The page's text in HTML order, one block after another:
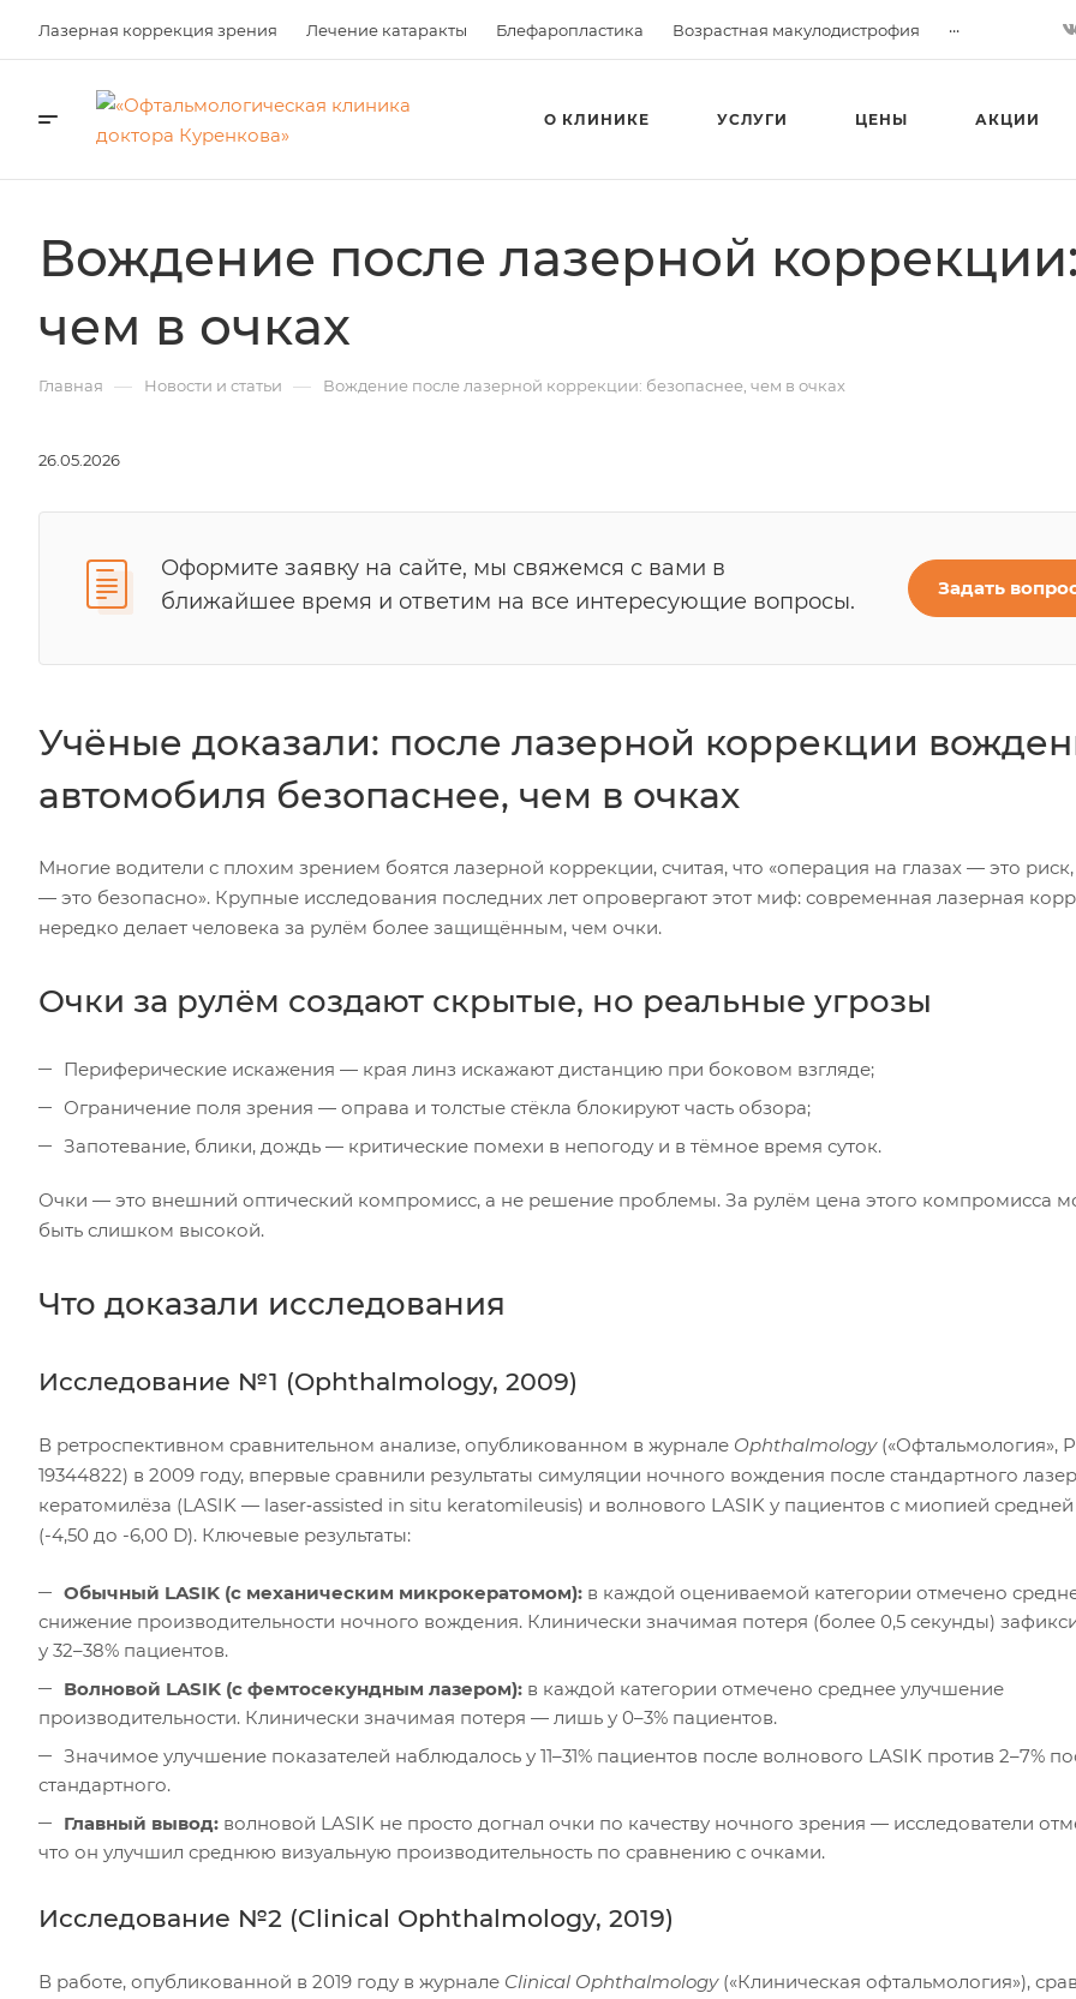
Лазерная коррекция зрения Лечение катаракты Блефаропластика Возрастная макулодистрофия ...
О КЛИНИКЕ УСЛУГИ ЦЕНЫ АКЦИИ
Вождение после лазерной
чем в очках
Главная — Новости и статьи — Вождение после лазерной коррекции: безопаснее, чем в очках
26.05.2026
Оформите заявку на сайте, мы свяжемся с вами в
ближайшее время и ответим на все интересующие вопросы.
Задать
Учёные доказали: после лазерной коррекции
автомобиля безопаснее, чем в очках
Многие водители с плохим зрением боятся лазерной коррекции, считая, что «операция на глазах — это
— это безопасно». Крупные исследования последних лет опровергают этот миф: современная лазерная
нередко делает человека за рулём более защищённым, чем очки.
Очки за рулём создают скрытые, но реальные угрозы
Периферические искажения — края линз искажают дистанцию при боковом взгляде;
Ограничение поля зрения — оправа и толстые стёкла блокируют часть обзора;
Запотевание, блики, дождь — критические помехи в непогоду и в тёмное время суток.
Очки — это внешний оптический компромисс, а не решение проблемы. За рулём цена этого компромисса
быть слишком высокой.
Что доказали исследования
Исследование №1 (Ophthalmology, 2009)
В ретроспективном сравнительном анализе, опубликованном в журнале Ophthalmology(«Офтальмология»,
19344822) в 2009 году, впервые сравнили результаты симуляции ночного вождения после стандартного
кератомилёза (LASIK — laser‑assisted in situ keratomileusis) и волнового LASIK у пациентов с миопией средней
(-4,50 до -6,00 D). Ключевые результаты:
Обычный LASIK (с механическим микрокератомом): в каждой оцениваемой категории отмечено
снижение производительности ночного вождения. Клинически значимая потеря (более 0,5 секунды)
у 32–38% пациентов.
Волновой LASIK (с фемтосекундным лазером): в каждой категории отмечено среднее улучшение
производительности. Клинически значимая потеря — лишь у 0–3% пациентов.
Значимое улучшение показателей наблюдалось у 11–31% пациентов после волнового LASIK против 2–7%
стандартного.
Главный вывод: волновой LASIK не просто догнал очки по качеству ночного зрения — исследователи
что он улучшил среднюю визуальную производительность по сравнению с очками.
Исследование №2 (Clinical Ophthalmology, 2019)
В работе, опубликованной в 2019 году в журнале Clinical Ophthalmology(«Клиническая офтальмология»),